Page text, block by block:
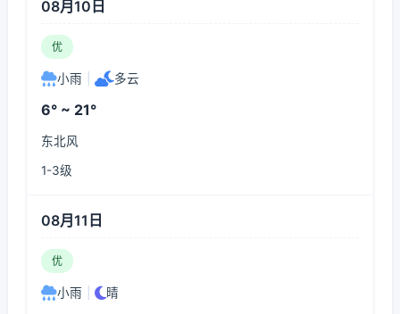
08月10日
优
小雨 多云
6° ~ 21°
东北风
1-3级
08月11日
优
小雨 晴